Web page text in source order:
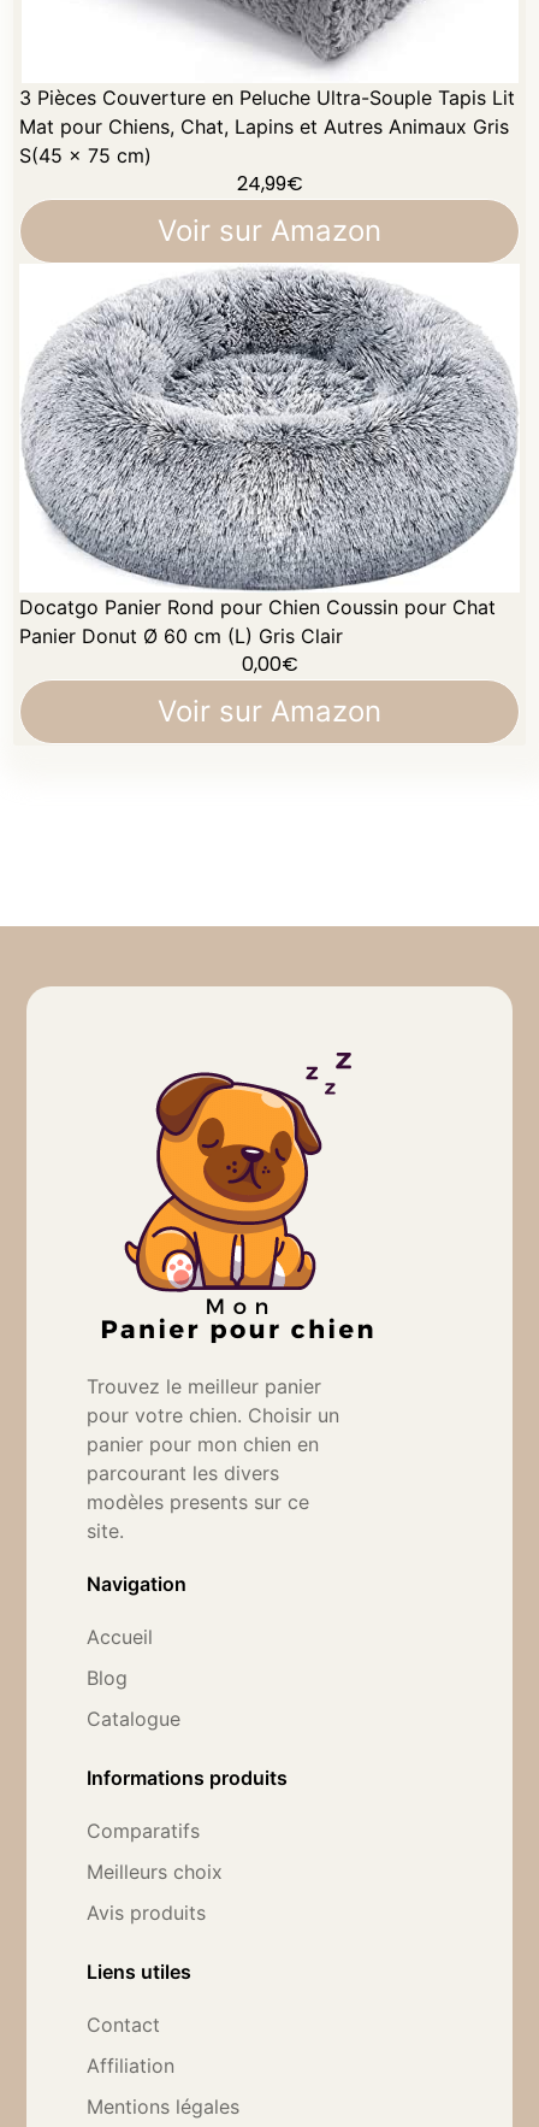
3 Pièces Couverture en Peluche Ultra-Souple Tapis Lit
Mat pour Chiens, Chat, Lapins et Autres Animaux Gris
S(45 x 75 cm)
24,99€
Voir sur Amazon
Docatgo Panier Rond pour Chien Coussin pour Chat
Panier Donut Ø 60 cm (L) Gris Clair
0,00€
Voir sur Amazon
Trouvez le meilleur panier
pour votre chien. Choisir un
panier pour mon chien en
parcourant les divers
modèles presents sur ce
site.
Navigation
Accueil
Blog
Catalogue
Informations produits
Comparatifs
Meilleurs choix
Avis produits
Liens utiles
Contact
Affiliation
Mentions légales